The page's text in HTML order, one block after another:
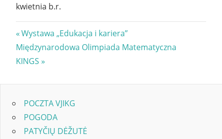
kwietnia b.r.
Nawigacja
wpisu
Previous
Post:
Wystawa „Edukacja i kariera”
Next
Post:
Międzynarodowa Olimpiada Matematyczna
KINGS
POCZTA VJIKG
POGODA
PATYČIŲ DĖŽUTĖ